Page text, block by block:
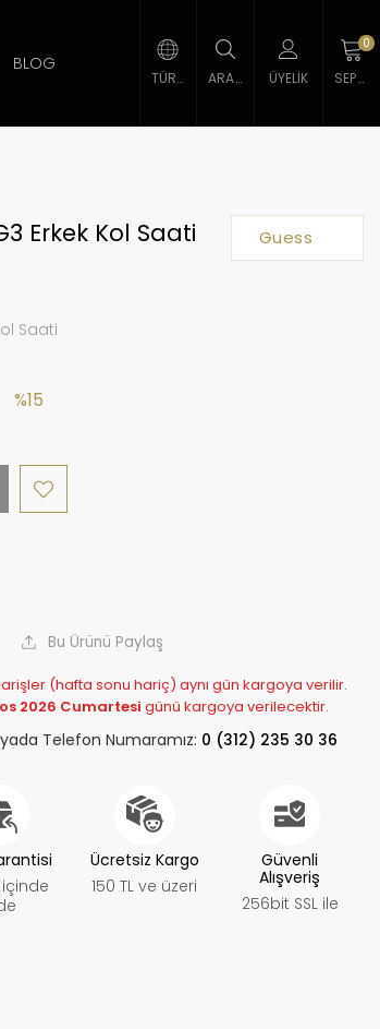
BLOG
ÜYELIK
0
Guess
Erkek Kol Saati
Saati
%15
Bu Ürünü Paylaş
(hafta sonu hariç) aynı gün kargoya verilir.
2026 Cumartesi günü kargoya verilecektir.
Telefon Numaramız: 0 (312) 235 30 36
içinde
Ücretsiz Kargo
150 TL ve üzeri
Güvenli
Alışveriş
256bit SSL ile